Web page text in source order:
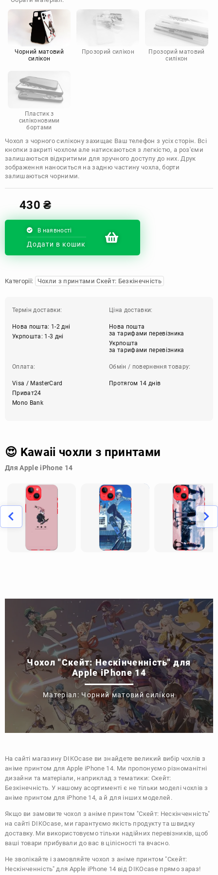
Doogee
Infinix
Sony
Motorola
Чорний матовий
силікон
Прозорий силікон
Прозорий матовий
силікон
Пластик з
силіконовими
бортами
Чохол з чорного силікону захищає Ваш телефон з усіх сторін. Всі
кнопки закриті чохлом але натискаються з легкістю, а роз'єми
залишаються відкритими для зручного доступу до них. Друк
зображення наноситься на задню частину чохла, борти
залишаються чорними.
430₴
В наявності
Додати в кошик
Категорії: Чохли з принтами Скейт: Безкінечність
Термін доставки:
Нова пошта: 1-2 дні
Укрпошта: 1-3 дні
Ціна доставки:
Нова пошта
за тарифами перевізника
Укрпошта
за тарифами перевізника
Оплата:
Visa / MasterCard
Приват24
Mono Bank
Обмін / повернення товару:
Протягом 14 днів
😍 Kawaii чохли з принтами
Для Apple iPhone 14
Чохол "Скейт: Нескінченність" для
Apple iPhone 14
Матеріал: Чорний матовий силікон
На сайті магазину DIKOcase ви знайдете великий вибір чохлів з
аніме принтом для Apple iPhone 14. Ми пропонуємо різноманітні
дизайни та матеріали, наприклад з тематики: Скейт:
Безкінечність. У нашому асортименті є не тільки моделі чохлів з
аніме принтом для iPhone 14, а й для інших моделей.
Якщо ви замовите чохол з аніме принтом "Скейт: Нескінченність"
на сайті DIKOcase, ми гарантуємо якість продукту та швидку
доставку. Ми використовуємо тільки надійних перевізників, щоб
ваші товари прибували до вас в цілісності та вчасно.
Не зволікайте і замовляйте чохол з аніме принтом "Скейт:
Нескінченність" для Apple iPhone 14 від DIKOcase прямо зараз!